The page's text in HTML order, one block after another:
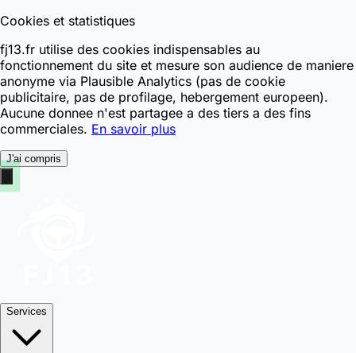
Cookies et statistiques
fj13.fr utilise des cookies indispensables au
fonctionnement du site et mesure son audience de maniere
anonyme via Plausible Analytics (pas de cookie
publicitaire, pas de profilage, hebergement europeen).
Aucune donnee n'est partagee a des tiers a des fins
commerciales. En savoir plus
J'ai compris
Services